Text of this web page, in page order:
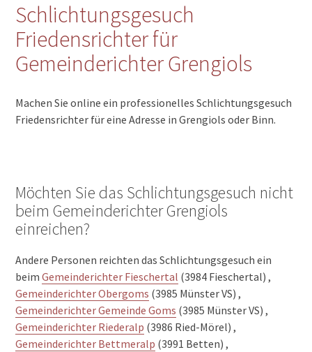
Schlichtungsgesuch
Friedensrichter für
Gemeinderichter Grengiols
Machen Sie online ein professionelles Schlichtungsgesuch
Friedensrichter für eine Adresse in Grengiols oder Binn.
Möchten Sie das Schlichtungsgesuch nicht
beim Gemeinderichter Grengiols
einreichen?
Andere Personen reichten das Schlichtungsgesuch ein
beimGemeinderichter Fieschertal (3984 Fieschertal) ,
Gemeinderichter Obergoms (3985 Münster VS) ,
Gemeinderichter Gemeinde Goms (3985 Münster VS) ,
Gemeinderichter Riederalp (3986 Ried-Mörel) ,
Gemeinderichter Bettmeralp (3991 Betten) ,